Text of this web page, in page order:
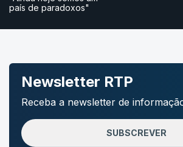
país de paradoxos"
Newsletter RTP
Receba a newsletter de
SUBSCREVER